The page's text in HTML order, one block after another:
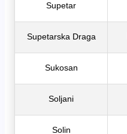
Supetar
Supetarska Draga
Sukosan
Soljani
Solin